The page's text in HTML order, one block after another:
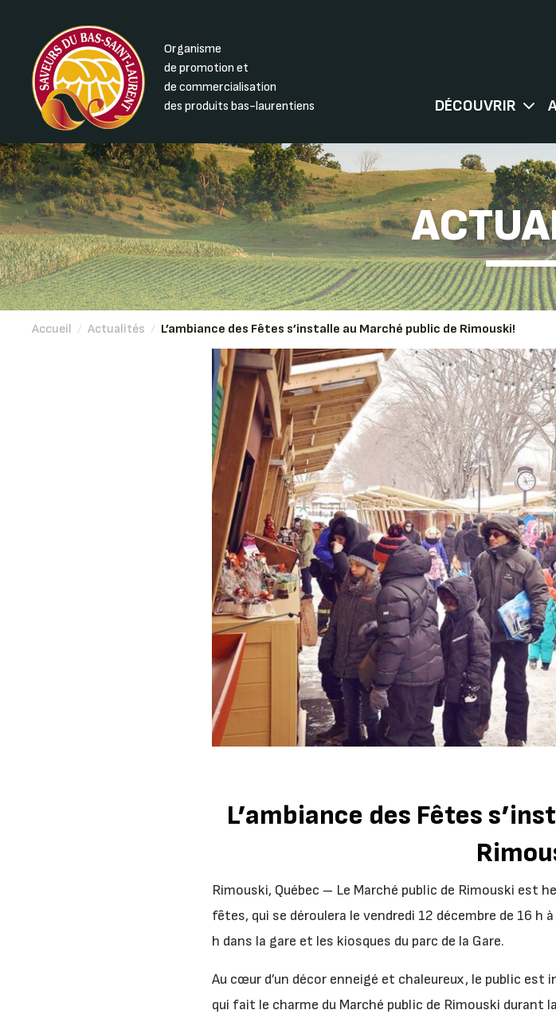
Organisme
de promotion et
de commercialisation
des produits bas-laurentiens
DÉCOUVRIR
Accueil / Actualités / L’ambiance des Fêtes s’installe au Marché public de Rimouski!
L’ambiance des Fêtes
Rimouski, Québec – Le Marché public de Rimouski est
fêtes, qui se déroulera le vendredi 12 décembre de 16 h
h dans la gare et les kiosques du parc de la Gare.
Au cœur d’un décor enneigé et chaleureux, le public
qui fait le charme du Marché public de Rimouski durant